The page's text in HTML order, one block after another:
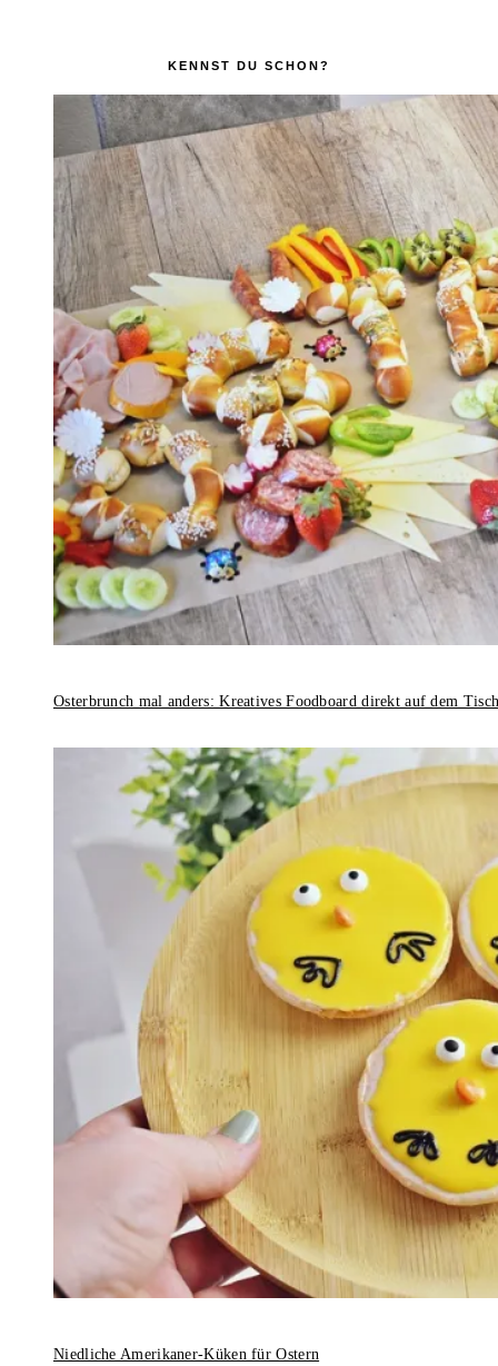
KENNST DU SCHON?
Osterbrunch mal anders: Kreatives Foodboard direkt auf dem
Niedliche Amerikaner-Küken für Ostern